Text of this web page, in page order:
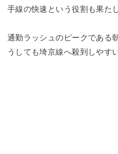
手線の快速という役割も果た
通勤ラッシュのピークである
うしても埼京線へ殺到しやす